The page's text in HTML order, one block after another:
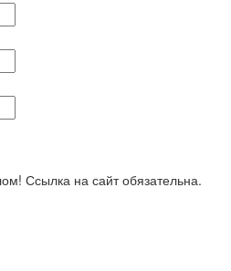
Ссылка на сайт обязательна.